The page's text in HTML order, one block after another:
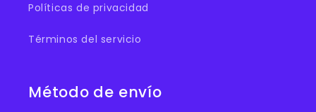
Políticas de privacidad
Términos del servicio
Método de envío